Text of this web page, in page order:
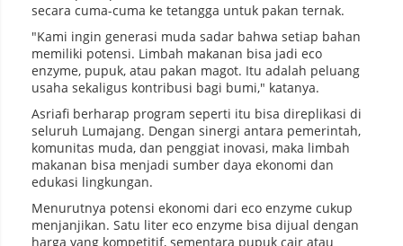
secara cuma-cuma ke tetangga untuk pakan ternak.
"Kami ingin generasi muda sadar bahwa setiap bahan
memiliki potensi. Limbah makanan bisa jadi eco
enzyme, pupuk, atau pakan magot. Itu adalah peluang
usaha sekaligus kontribusi bagi bumi," katanya.
Asriafi berharap program seperti itu bisa direplikasi di
seluruh Lumajang. Dengan sinergi antara pemerintah,
komunitas muda, dan penggiat inovasi, maka limbah
makanan bisa menjadi sumber daya ekonomi dan
edukasi lingkungan.
Menurutnya potensi ekonomi dari eco enzyme cukup
menjanjikan. Satu liter eco enzyme bisa dijual dengan
harga yang kompetitif, sementara pupuk cair atau